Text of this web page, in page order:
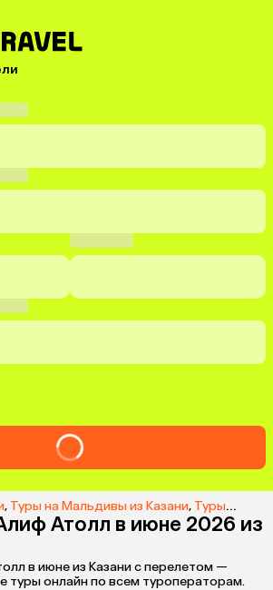
, Туры на Мальдивы из Казани, Туры в Хаа Алиф Атолл из Казани
Атолл в июне 2026 из
в июне из Казани с перелетом —
туры онлайн по всем туроператорам.